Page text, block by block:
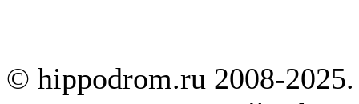
© hippodrom.ru 2008-